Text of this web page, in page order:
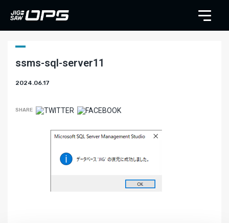
ssms-sql-server11
2024.06.17
SHARE